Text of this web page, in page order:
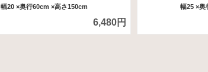
幅20 ×奥行60cm ×高さ150cm
6,480円
幅25 ×奥